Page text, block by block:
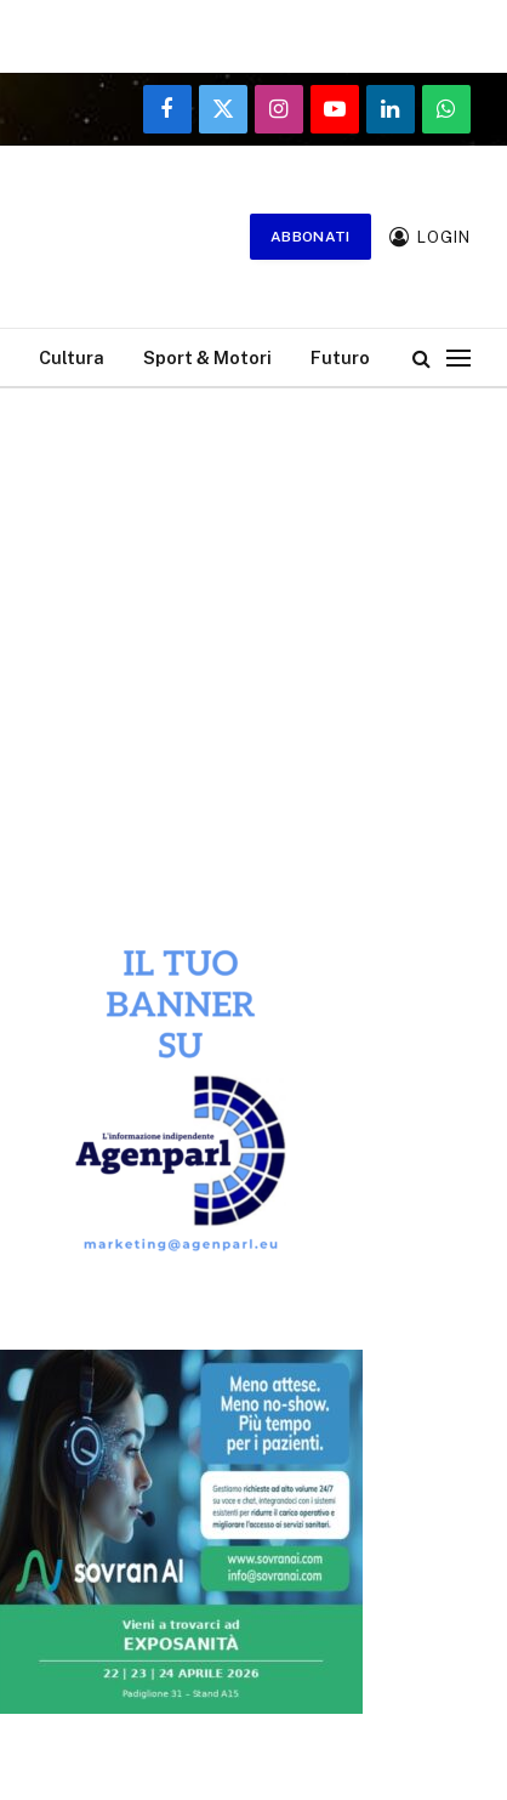
Facebook
X
(Twitter)
InstagramYouTubeLinkedIn
ABBONATI LOGIN
Cultura Sport & Motori Futuro